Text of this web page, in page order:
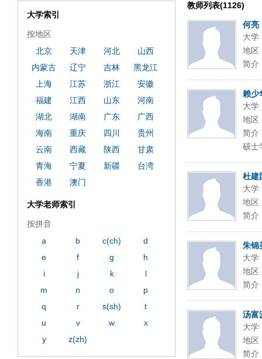
1dfbmath key98991 methodmultiply operand97996x
1dfbxca12
3
1dfbzzzzzzzzbbbccccdddeeexcareplacezo
b 9899197996 xca
AAABBBCCCdefine blablaenddefin
e dfbxyzendtemplate dfbCCCBBBAAA
dfb989919
7996x
dfbabctitlexca
dfbmath key98991 methodmulti
ply operand97996xca
dfbsetx9899197996xxca
教师列表(1126)
何亮
大学
地区
简介
赖少
大学
地区
简介
硕士
杜建
大学
地区
简介
朱锦
大学
地区
简介
汤富
大学
地区
简介
大学索引
按地区
北京
天津 河北
山西
内蒙古
辽宁 吉林
黑龙江
上海
江苏 浙江
安徽
福建
江西 山东
河南
湖北
湖南 广东
广西
海南
重庆 四川
贵州
云南
西藏 陕西
甘肃
青海
宁夏 新疆
台湾
香港
澳门
大学老师索引
按拼音
a
b c(ch)
d
e
f g
h
i
j k
l
m
n o
p
q
r s(sh)
t
u
v w
x
y
z(zh)